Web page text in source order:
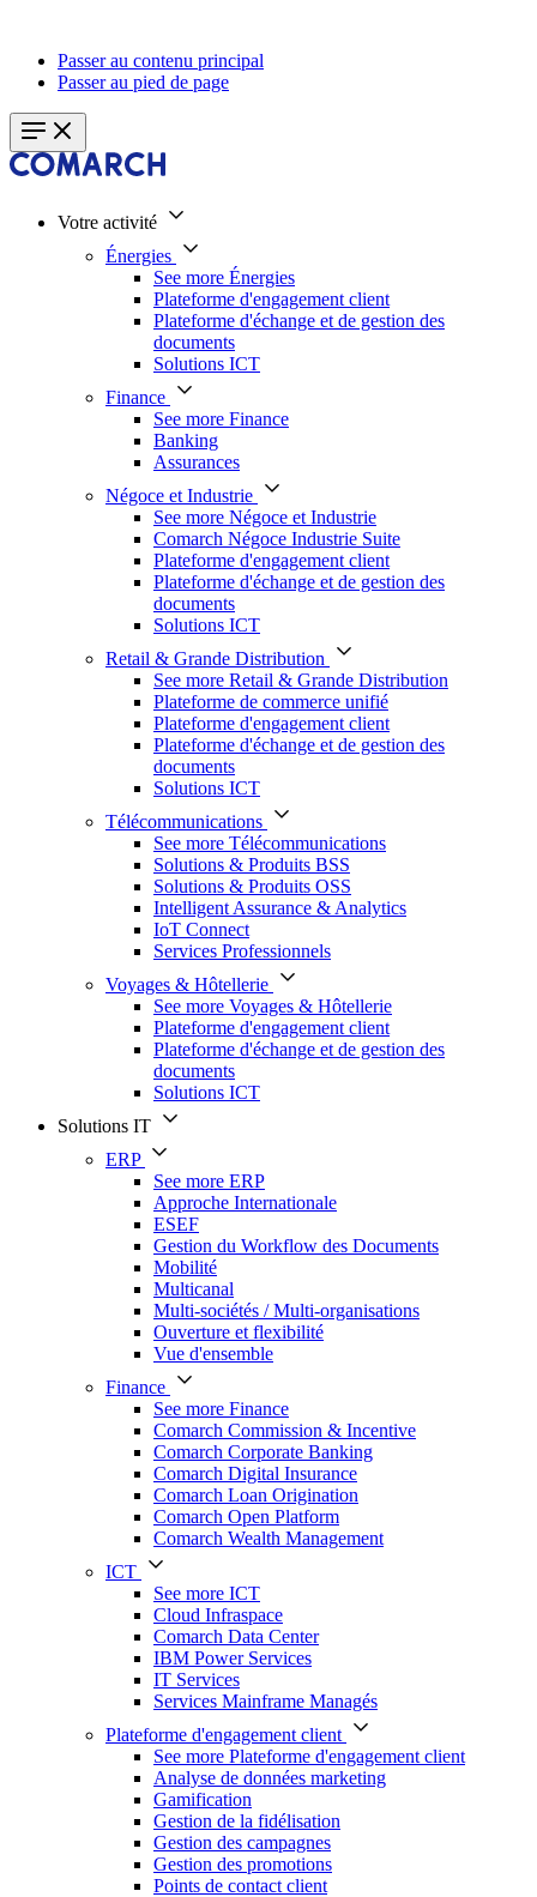
Passer au contenu principal
Passer au pied de page
Votre activité
Énergies
See more Énergies
Plateforme d'engagement client
Plateforme d'échange et de gestion des
documents
Solutions ICT
Finance
See more Finance
Banking
Assurances
Négoce et Industrie
See more Négoce et Industrie
Comarch Négoce Industrie Suite
Plateforme d'engagement client
Plateforme d'échange et de gestion des
documents
Solutions ICT
Retail & Grande Distribution
See more Retail & Grande Distribution
Plateforme de commerce unifié
Plateforme d'engagement client
Plateforme d'échange et de gestion des
documents
Solutions ICT
Télécommunications
See more Télécommunications
Solutions & Produits BSS
Solutions & Produits OSS
Intelligent Assurance & Analytics
IoT Connect
Services Professionnels
Voyages & Hôtellerie
See more Voyages & Hôtellerie
Plateforme d'engagement client
Plateforme d'échange et de gestion des
documents
Solutions ICT
Solutions IT
ERP
See more ERP
Approche Internationale
ESEF
Gestion du Workflow des Documents
Mobilité
Multicanal
Multi-sociétés / Multi-organisations
Ouverture et flexibilité
Vue d'ensemble
Finance
See more Finance
Comarch Commission & Incentive
Comarch Corporate Banking
Comarch Digital Insurance
Comarch Loan Origination
Comarch Open Platform
Comarch Wealth Management
ICT
See more ICT
Cloud Infraspace
Comarch Data Center
IBM Power Services
IT Services
Services Mainframe Managés
Plateforme d'engagement client
See more Plateforme d'engagement client
Analyse de données marketing
Gamification
Gestion de la fidélisation
Gestion des campagnes
Gestion des promotions
Points de contact client